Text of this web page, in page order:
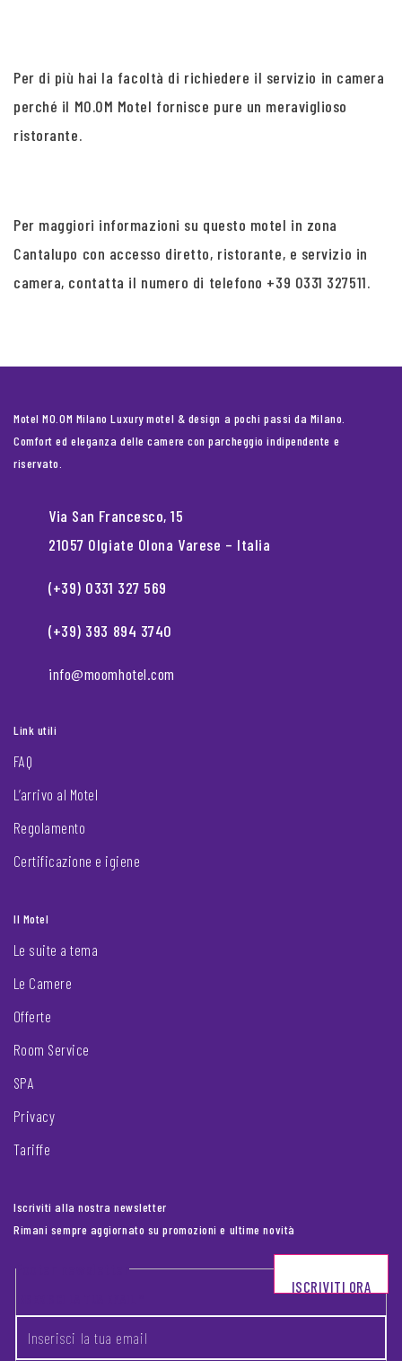
Per di più hai la facoltà di richiedere il servizio in camera
perché il MO.OM Motel fornisce pure un meraviglioso
ristorante.
Per maggiori informazioni su questo motel in zona
Cantalupo con accesso diretto, ristorante, e servizio in
camera, contatta il numero di telefono +39 0331 327511.
Motel MO.OM Milano Luxury motel & design a pochi passi da Milano.
Comfort ed eleganza delle camere con parcheggio indipendente e
riservato.
Via San Francesco, 15
21057 Olgiate Olona Varese – Italia
(+39) 0331 327 569
(+39) 393 894 3740
info@moomhotel.com
Link utili
FAQ
L’arrivo al Motel
Regolamento
Certificazione e igiene
Il Motel
Le suite a tema
Le Camere
Offerte
Room Service
SPA
Privacy
Tariffe
Iscriviti alla nostra newsletter
Rimani sempre aggiornato su promozioni e ultime novità
Footer newsletter
ISCRIVITI ORA